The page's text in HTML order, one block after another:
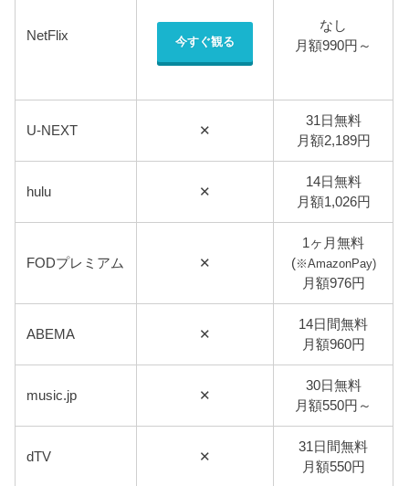
NetFlix 今すぐ観る
なし
月額990円～
U-NEXT ✕
31日無料
月額2,189円
hulu ✕
14日無料
月額1,026円
FODプレミアム ✕
1ヶ月無料
(※AmazonPay)
月額976円
ABEMA ✕
14日間無料
月額960円
music.jp ✕
30日無料
月額550円～
dTV ✕
31日間無料
月額550円